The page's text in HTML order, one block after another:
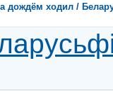
дождём ходил /